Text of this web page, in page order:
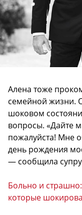
Алена тоже
семейной жизни.
шоковом
вопросы. «Дайте
пожалуйста! Мне
день рождения
— сообщила
Больно и
которые